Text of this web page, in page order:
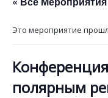
Это мероприятие
полярным